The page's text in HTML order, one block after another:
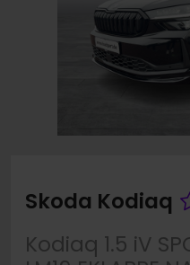
Skoda Kodiaq
Kodiaq 1.5 iV